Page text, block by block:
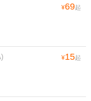
¥69起
¥15起